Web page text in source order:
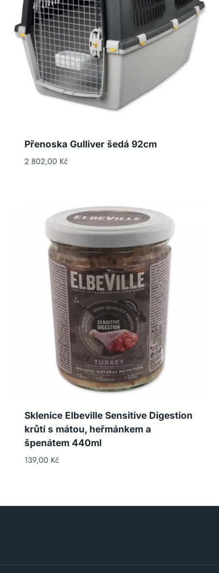
Přenoska Gulliver šedá 92cm
2 802,00 Kč
Sklenice Elbeville Sensitive Digestion
krůtí s mátou, heřmánkem a
špenátem 440ml
139,00 Kč